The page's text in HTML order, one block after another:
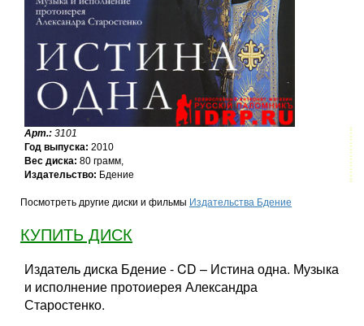
Арт.: 3101
Год выпуска: 2010
Вес диска: 80 грамм,
Издательство: Бдение
Посмотреть другие диски и фильмы Издательства Бдение
КУПИТЬ ДИСК
Издатель диска Бдение - CD – Истина одна. Музыка
и исполнение протоиерея Александра
Старостенко.